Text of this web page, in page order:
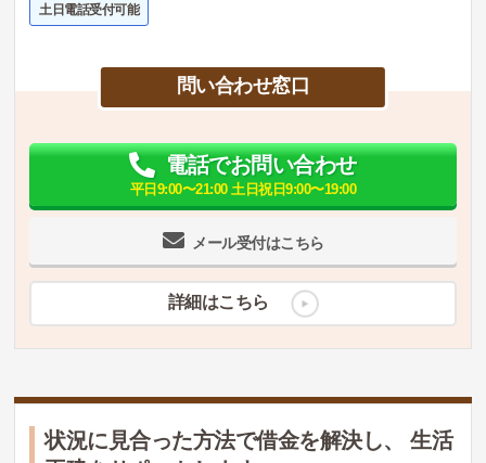
土日電話受付可能
問い合わせ窓口
メール受付はこちら
電話でお問い合わせ
平日9:00〜21:00 土日祝日9:00〜19:00
詳細はこちら
状況に見合った方法で借金を解決し、 生活